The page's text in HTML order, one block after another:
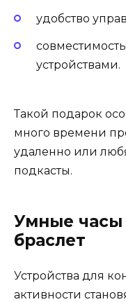
удобство
устройствами.
Такой подарок
много времени
удаленно или
подкасты.
Умные
браслет
Устройства для
активности